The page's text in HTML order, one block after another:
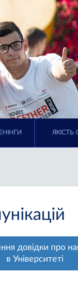
ЯКІСТЬ
довідки про
в Університеті